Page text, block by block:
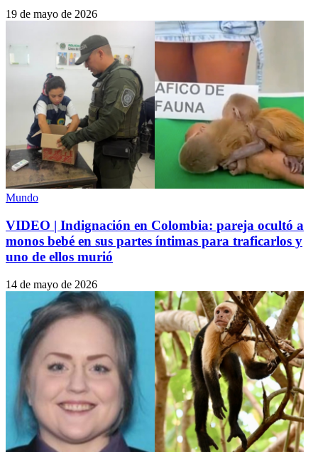
19 de mayo de 2026
Mundo
VIDEO | Indignación en Colombia: pareja ocultó a
monos bebé en sus partes íntimas para traficarlos y
uno de ellos murió
14 de mayo de 2026